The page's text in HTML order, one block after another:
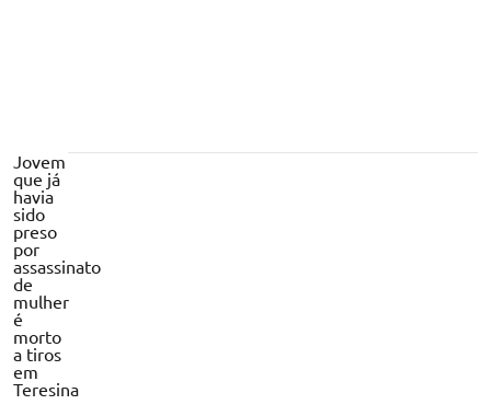
Jovem
que já
havia
sido
preso
por
assassinato
de
mulher
é
morto
a tiros
em
Teresina